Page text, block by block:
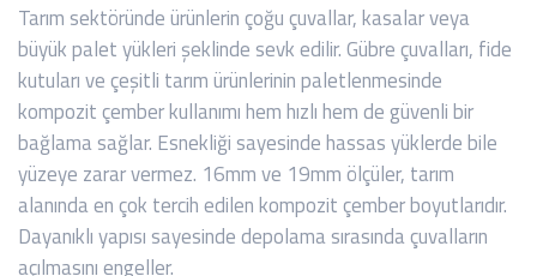
Tarım sektöründe ürünlerin çoğu çuvallar, kasalar veya
büyük palet yükleri şeklinde sevk edilir. Gübre çuvalları, fide
kutuları ve çeşitli tarım ürünlerinin paletlenmesinde
kompozit çember kullanımı hem hızlı hem de güvenli bir
bağlama sağlar. Esnekliği sayesinde hassas yüklerde bile
yüzeye zarar vermez. 16mm ve 19mm ölçüler, tarım
alanında en çok tercih edilen kompozit çember boyutlarıdır.
Dayanıklı yapısı sayesinde depolama sırasında çuvalların
açılmasını engeller.